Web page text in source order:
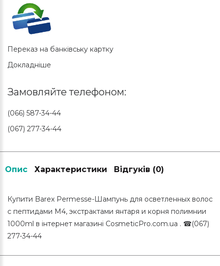
Переказ на банківську картку
Докладніше
Замовляйте телефоном:
(066) 587-34-44
(067) 277-34-44
Опис Характеристики Відгуків (0)
Купити Barex Permesse-Шампунь для осветленных волос
с пептидами М4, экстрактами янтаря и корня полимнии
1000ml в інтернет магазині CosmeticPro.com.ua . ☎(067)
277-34-44